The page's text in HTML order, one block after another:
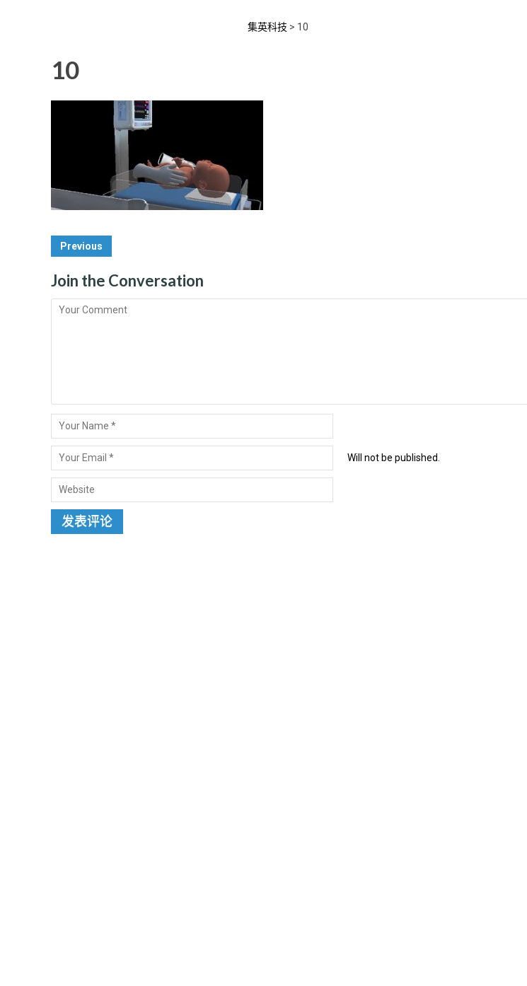
集英科技 > 10
10
Post
Navigation
Previous
Join the Conversation
Will not be published.